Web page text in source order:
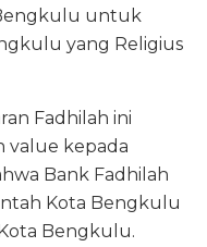
untuk
yang Religius
Fadhilah ini
value kepada
Bank Fadhilah
Kota Bengkulu
Bengkulu.